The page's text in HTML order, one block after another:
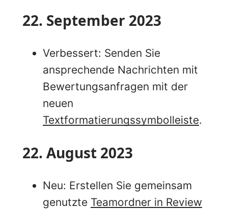
22. September 2023
Verbessert: Senden Sie
ansprechende Nachrichten mit
Bewertungsanfragen mit der
neuen
Textformatierungssymbolleiste.
22. August 2023
Neu: Erstellen Sie gemeinsam
genutzte Teamordner in Review